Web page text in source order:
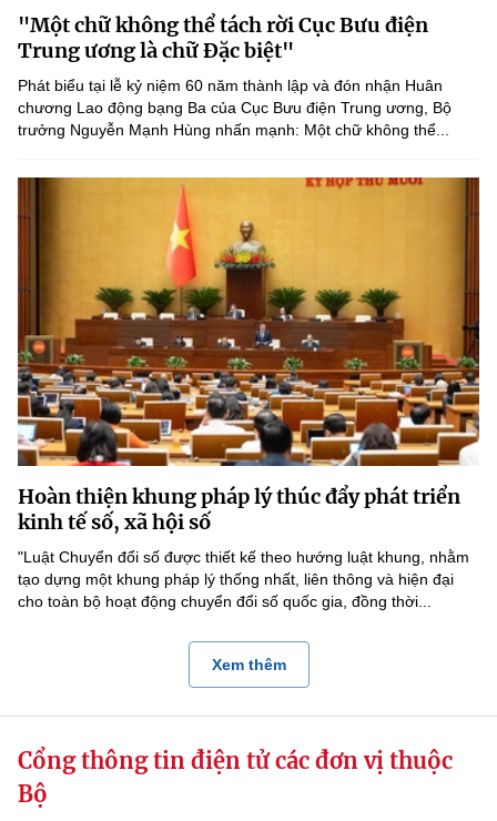
"Một chữ không thể tách rời Cục Bưu điện
Trung ương là chữ Đặc biệt"
Phát biểu tại lễ kỷ niệm 60 năm thành lập và đón nhận Huân
chương Lao động bạng Ba của Cục Bưu điện Trung ương, Bộ
trưởng Nguyễn Mạnh Hùng nhấn mạnh: Một chữ không thể...
Hoàn thiện khung pháp lý thúc đẩy phát triển
kinh tế số, xã hội số
"Luật Chuyển đổi số được thiết kế theo hướng luật khung, nhằm
tạo dựng một khung pháp lý thống nhất, liên thông và hiện đại
cho toàn bộ hoạt động chuyển đổi số quốc gia, đồng thời...
Xem thêm
Cổng thông tin điện tử các đơn vị thuộc
Bộ